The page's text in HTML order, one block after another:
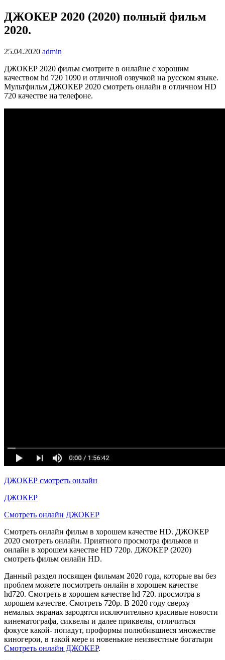
ДЖОКЕР 2020 (2020) полный фильм
2020.
25.04.2020 admin
ДЖОКЕР 2020 фильм смотрите в онлайне с хорошим
качеством hd 720 1090 и отличной озвучкой на русском языке.
Мультфильм ДЖОКЕР 2020 смотреть онлайн в отличном HD
720 качестве на телефоне.
ДЖОКЕР смотреть онлайн
ДЖОКЕР
Смотреть онлайн ДЖОКЕР
Смотреть онлайн фильм в хорошем качестве HD. ДЖОКЕР
2020 смотреть онлайн. Приятного просмотра фильмов и
онлайн в хорошем качестве HD 720p. ДЖОКЕР (2020)
смотреть фильм онлайн HD.
Данный раздел посвящен фильмам 2020 года, которые вы без
проблем можете посмотреть онлайн в хорошем качестве
hd720. Смотреть в хорошем качестве hd 720. просмотра в
хорошем качестве. Смотреть 720p. В 2020 году сверху
немалых экранах зародятся исключительно красивые новости
кинематографа, сиквелы и далее приквелы, отличиться
фокусе какой- попадут, проформы полюбившиеся множестве
киногерои, в такой мере и новенькие неизвестные богатыри
Смотреть онлайн ДЖОКЕР.